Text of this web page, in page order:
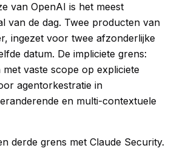
van OpenAI is het meest
van de dag. Twee producten van
ingezet voor twee afzonderlijke
datum. De impliciete grens:
vaste scope op expliciete
agentorkestratie in
en multi-contextuele
derde grens met Claude Security.